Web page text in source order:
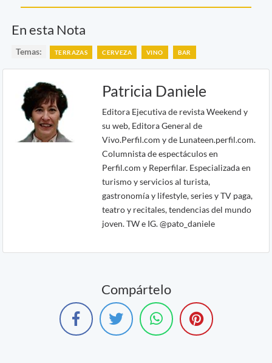
En esta Nota
Temas: TERRAZAS CERVEZA VINO BAR
Patricia Daniele
Editora Ejecutiva de revista Weekend y
su web, Editora General de
Vivo.Perfil.com y de Lunateen.perfil.com.
Columnista de espectáculos en
Perfil.com y Reperfilar. Especializada en
turismo y servicios al turista,
gastronomía y lifestyle, series y TV paga,
teatro y recitales, tendencias del mundo
joven. TW e IG. @pato_daniele
Compártelo